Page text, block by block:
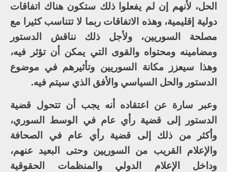
الحل، لأنهم إن لم يفعلوا ذلك ستكون هناك اتفاقات
دولية إقليمية، وهذه الاتفاقات ربما لا تتناسب كثيرا مع
مصلحة السوريين، ولأجل ذلك نناقش الدستور
ومضامينه ومحتواه والقوى التي يمكن أن تؤثر فيه،
وهذا سيعزز مكانة السوريين وتأثيرهم في موضوع
الدستور والحل السياسي والأفق الذي سيتم فيه.
وعبر سارة عن اعتقاده أنه يجب أن تتحول قضية
الدستور إلى قضية رأي عام في الوسط السوري،
وأكثر من ذلك إلى قضية رأي عام في الصحافة
والإعلام القريب من السوريين وحتى البعيد عنهم،
وداخل الإعلام الدولي والمنظمات الحقوقية